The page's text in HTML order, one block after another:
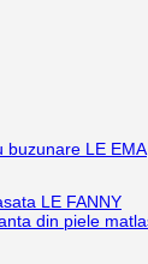
buzunare LE EMA